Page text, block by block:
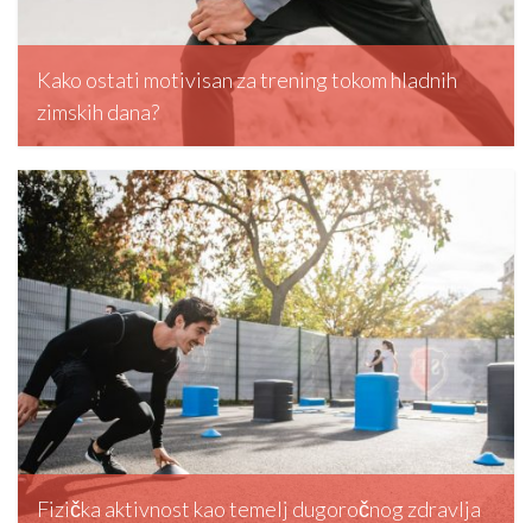
Kako ostati motivisan za trening tokom hladnih
zimskih dana?
editormd, December 20, 2025
Fizička aktivnost kao temelj dugoročnog zdravlja